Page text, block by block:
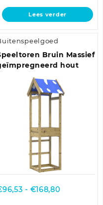
Lees verder
Bruin Massief
hout
96,53 - €168,80Prijsklasse: